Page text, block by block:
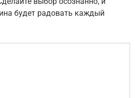
будет радовать каждый